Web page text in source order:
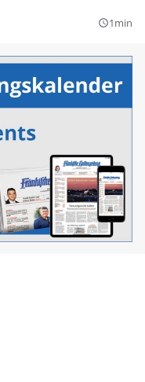
query_builder1min